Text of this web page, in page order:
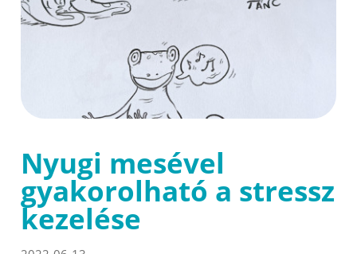
Nyugi mesével
gyakorolható a stressz
kezelése